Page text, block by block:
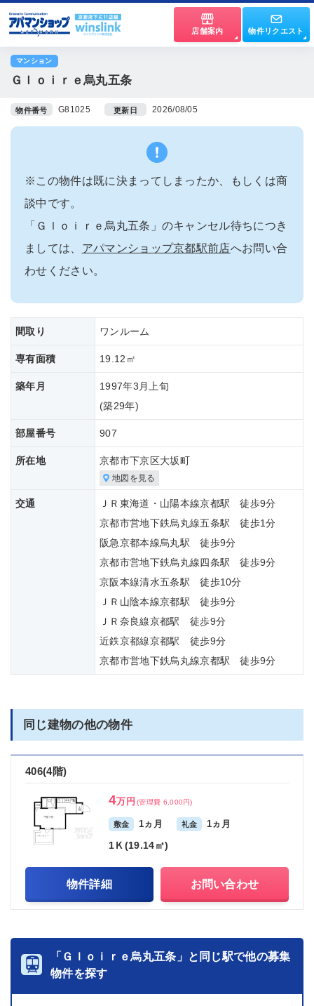
店舗案内 物件リクエスト
マンション
Ｇｌｏｉｒｅ烏丸五条
物件番号 G81025 更新日 2026/08/05
※この物件は既に決まってしまったか、もしくは商
談中です。
「Ｇｌｏｉｒｅ烏丸五条」のキャンセル待ちにつき
ましては、 アパマンショップ京都駅前店へお問い合
わせください。
間取り ワンルーム
専有面積 19.12㎡
築年月
1997年3月上旬
(築29年)
部屋番号 907
所在地 京都市下京区大坂町
地図を見る
交通
ＪＲ東海道・山陽本線京都駅 徒歩9分
京都市営地下鉄烏丸線五条駅 徒歩1分
阪急京都本線烏丸駅 徒歩9分
京都市営地下鉄烏丸線四条駅 徒歩9分
京阪本線清水五条駅 徒歩10分
ＪＲ山陰本線京都駅 徒歩9分
ＪＲ奈良線京都駅 徒歩9分
近鉄京都線京都駅 徒歩9分
京都市営地下鉄烏丸線京都駅 徒歩9分
同じ建物の他の物件
406(4階)
4万円 (管理費 6,000円)
敷金 1ヵ月 礼金 1ヵ月
1Ｋ(19.14㎡)
物件詳細 お問い合わせ
「Ｇｌｏｉｒｅ烏丸五条」と同じ駅で他の募集
物件を探す